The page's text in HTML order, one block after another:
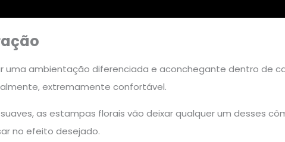
ambientação diferenciada e aconchegante dentro de
extremamente confortável.
as estampas florais vão deixar qualquer um desses
no efeito desejado.